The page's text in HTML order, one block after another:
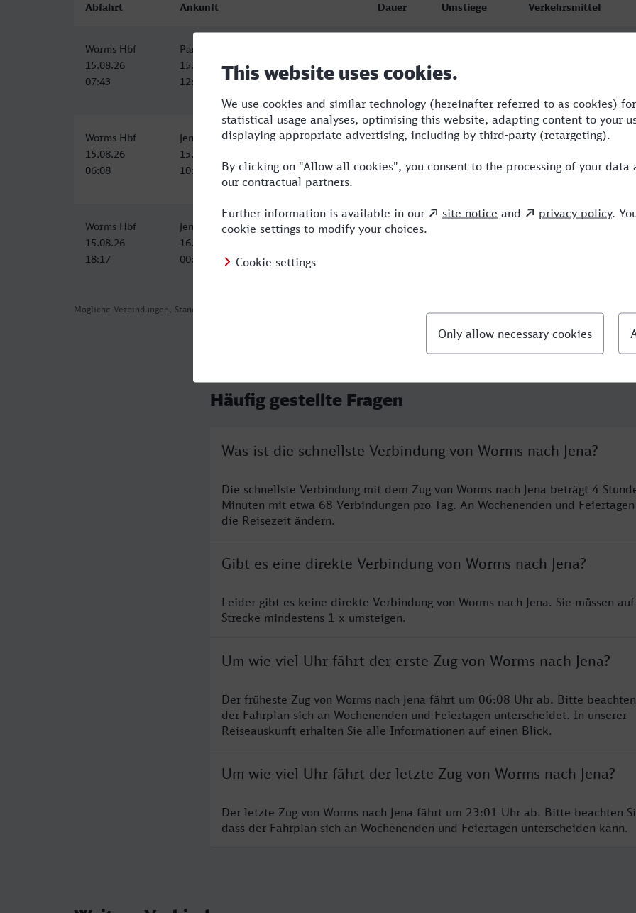
Mögliche Verbindungen, Stand: 2026-08-01 01:24
Abfahrt Ankunft Dauer Umstiege Verkehrsmittel
Worms Hbf
15.08.26
07:43
Paradiesbahnhof West, Jena
15.08.26
12:17
Worms Hbf
15.08.26
06:08
Jena Paradies
15.08.26
10:49
4:41 4 ABR,RE,ICE
Worms Hbf
15.08.26
18:17
Jena Paradies
16.08.26
00:12
5:55
Häufig gestellte Fragen
Was ist die schnellste Verbindung von Worms nach Jena?
Die schnellste Verbindung mit dem Zug von Worms nach Jena beträgt 4
Minuten mit etwa 68 Verbindungen pro Tag. An Wochenenden und
die Reisezeit ändern.
Gibt es eine direkte Verbindung von Worms nach Jena?
Leider gibt es keine direkte Verbindung von Worms nach Jena. Sie müssen
Strecke mindestens 1 x umsteigen.
Um wie viel Uhr fährt der erste Zug von Worms nach Jena?
Der früheste Zug von Worms nach Jena fährt um 06:08 Uhr ab. Bitte
der Fahrplan sich an Wochenenden und Feiertagen unterscheidet. In unserer
Reiseauskunft erhalten Sie alle Informationen auf einen Blick.
Um wie viel Uhr fährt der letzte Zug von Worms nach Jena?
Der letzte Zug von Worms nach Jena fährt um 23:01 Uhr ab. Bitte beachten
dass der Fahrplan sich an Wochenenden und Feiertagen unterscheiden kann.